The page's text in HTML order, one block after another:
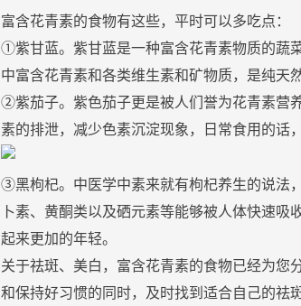
富含花青素的食物有这些，平时可以多吃点：
①紫甘蓝。紫甘蓝是一种富含花青素物质的蔬
中富含花青素和各类维生素和矿物质，是纯天
②紫茄子。紫色茄子更是被人们誉为花青素营
素的排泄，减少色素沉淀现象，日常食用的话
③黑枸杞。 中医学中素来就有枸杞养生的说法
卜素、黄酮类以及硒元素等能够被人体快速吸
起来更加的年轻。
关于祛斑、 美白 ，富含花青素的食物已经为您
和保持好习惯的同时，及时找到适合自己的祛